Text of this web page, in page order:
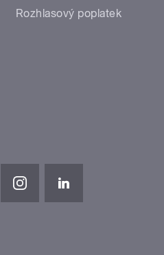
Rozhlasový poplatek